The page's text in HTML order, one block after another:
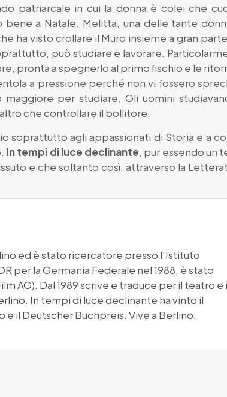
patriarcale in cui la donna è colei che
bene a Natale. Melitta, una delle tante
ha visto crollare il Muro insieme a gran
può studiare e lavorare.
pronta a spegnerlo al primo fischio e le
a pressione perché non vi fossero
per studiare. Gli uomini
che controllare il bollitore.
soprattutto agli appassionati di Storia e a
In tempi di luce declinante, pur essendo un
e che soltanto così, attraverso la
ed è stato ricercatore presso l’Istituto
per la Germania Federale nel 1988, è stato
AG). Dal 1989 scrive e traduce per il teatro e
In tempi di luce declinante ha vinto il
il Deutscher Buchpreis. Vive a Berlino.